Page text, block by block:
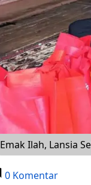
Emak Ilah, Lansia
0 Komentar